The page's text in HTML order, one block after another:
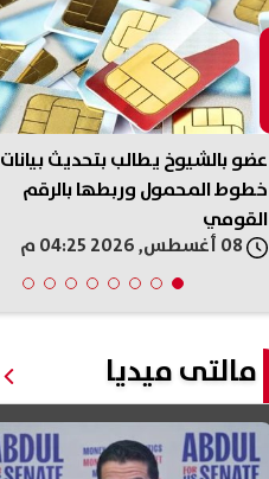
عضو بالشيوخ يطالب بتحديث بيانات
خطوط المحمول وربطها بالرقم
القومي
مالتى ميديا